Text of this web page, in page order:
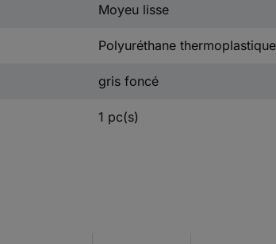
Moyeu lisse
Polyuréthane thermoplastique
gris foncé
1 pc(s)